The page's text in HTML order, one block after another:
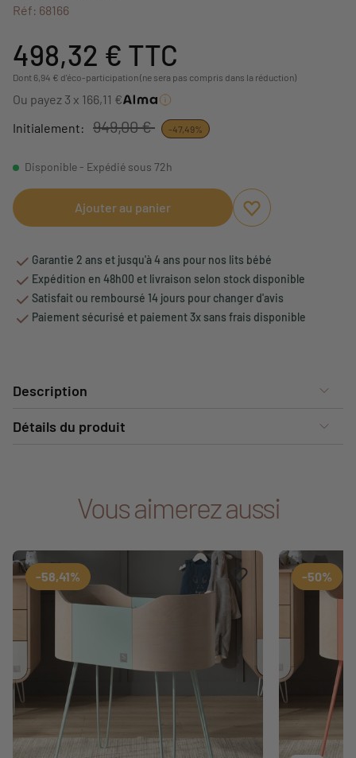
Réf: 68166
498,32 € TTC
Dont 6,94 € d'éco-participation (ne sera pas compris dans la réduction)
Ou payez 3 x 166,11 €
Initialement:
949,00 € -47,49%
Disponible - Expédié sous 72h
Ajouter au panier
Ajouter aux favoris
Supprimer des
Garantie 2 ans et jusqu'à 4 ans pour nos lits bébé
Expédition en 48h00 et livraison selon stock disponible
Satisfait ou remboursé 14 jours pour changer d'avis
Paiement sécurisé et paiement 3x sans frais disponible
Description
Détails du produit
Vous aimerez aussi
Ajouter aux favoris
Supprimer des
-58,41% -50%